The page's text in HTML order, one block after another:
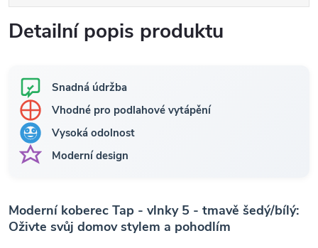
Detailní popis produktu
Snadná údržba
Vhodné pro podlahové vytápění
Vysoká odolnost
Moderní design
Moderní koberec Tap - vlnky 5 - tmavě šedý/bílý:
Oživte svůj domov stylem a pohodlím